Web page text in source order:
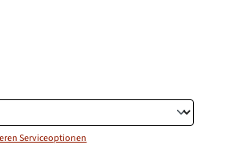
Serviceoptionen